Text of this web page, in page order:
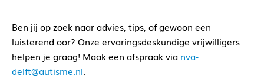
Ben jij op zoek naar advies, tips, of gewoon een
luisterend oor? Onze ervaringsdeskundige vrijwilligers
helpen je graag! Maak een afspraak via nva-
delft@autisme.nl.